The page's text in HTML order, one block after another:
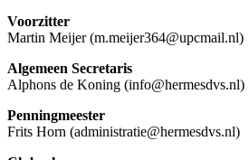
Voorzitter
Martin Meijer (m.meijer364@upcmail.nl)
Algemeen Secretaris
Alphons de Koning (info@hermesdvs.nl)
Penningmeester
Frits Horn (administratie@hermesdvs.nl)